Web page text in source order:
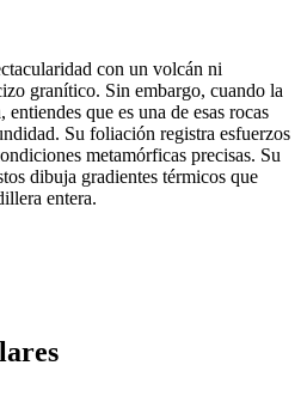
con un volcán ni
granítico. Sin embargo, cuando la
que es una de esas rocas
Su foliación registra esfuerzos
metamórficas precisas. Su
dibuja gradientes térmicos que
entera.